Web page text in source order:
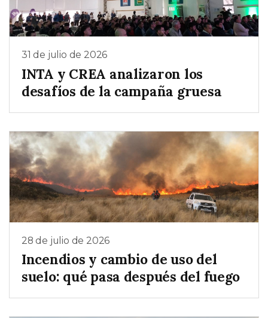
31 de julio de 2026
INTA y CREA analizaron los
desafíos de la campaña gruesa
28 de julio de 2026
Incendios y cambio de uso del
suelo: qué pasa después del fuego